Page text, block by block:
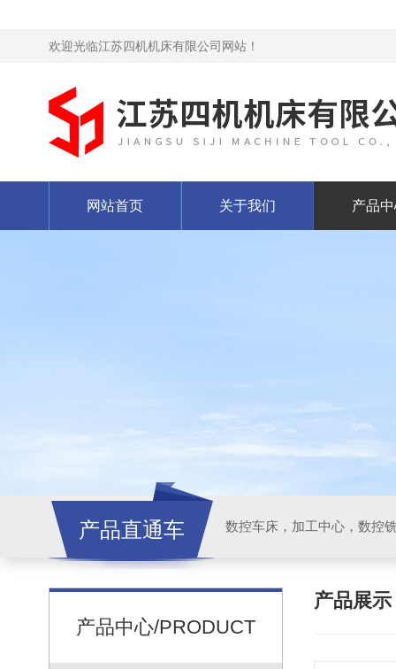
欢迎光临江苏四机机床有限公司网站！
网站首页 关于我们 产品
产品直通车
产品中心/PRODUCT
产品展示